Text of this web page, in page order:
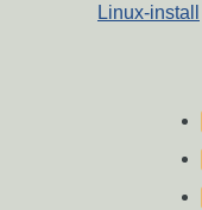
Linux-install